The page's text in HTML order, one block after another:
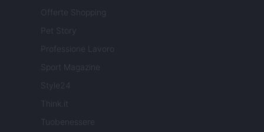
Offerte Shopping
Pet Story
Professione Lavoro
Sport Magazine
Style24
Think.it
Tuobenessere